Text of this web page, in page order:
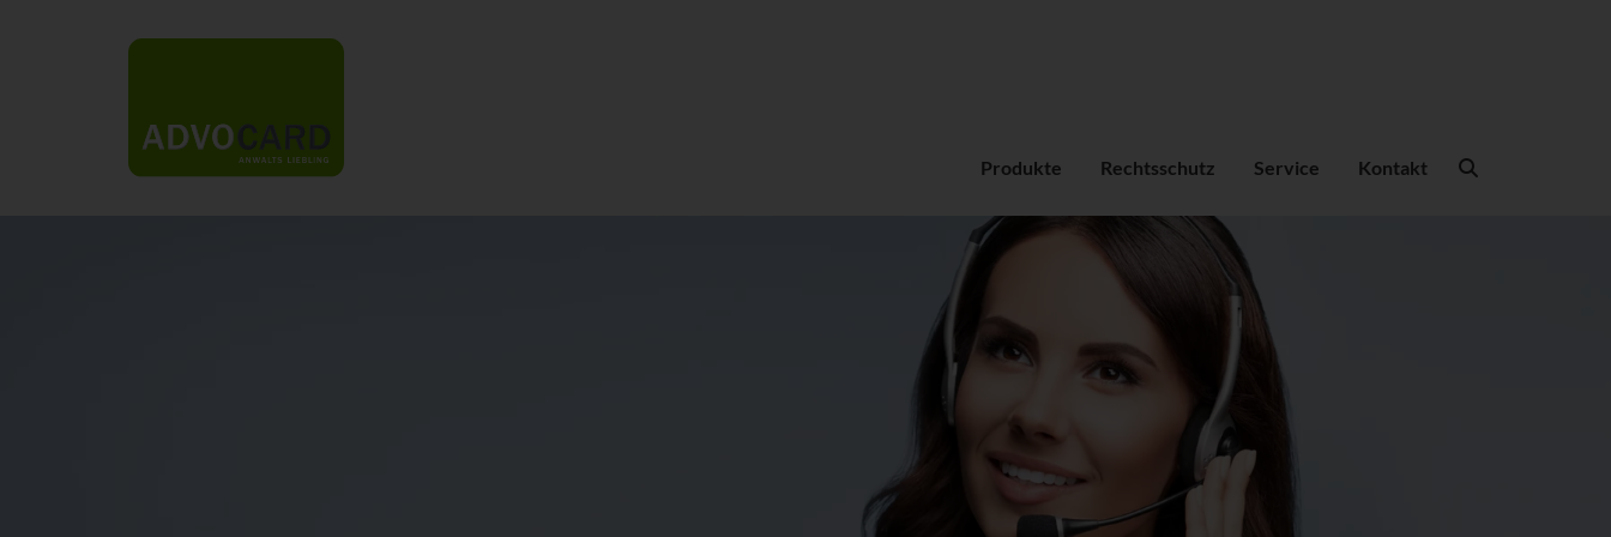
Produkte Rechtsschutz Service Kontakt